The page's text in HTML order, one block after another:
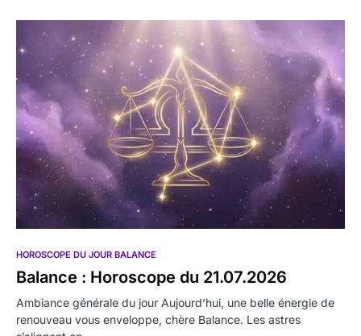
HOROSCOPE DU JOUR BALANCE
Balance : Horoscope du 21.07.2026
Ambiance générale du jour Aujourd’hui, une belle énergie de
renouveau vous enveloppe, chère Balance. Les astres